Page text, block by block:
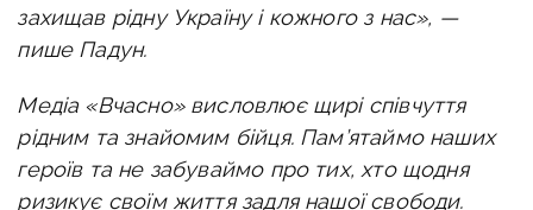
захищав рідну Україну і кожного з нас», —
пише Падун.
Медіа «Вчасно» висловлює щирі співчуття
рідним та знайомим бійця. Пам’ятаймо наших
героїв та не забуваймо про тих, хто щодня
ризикує своїм життя задля нашої свободи.